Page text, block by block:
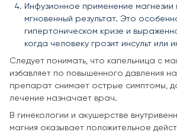
Инфузионное применение магнезии
мгновенный результат. Это
гипертоническом кризе и
когда человеку грозит инсульт или
Следует понимать, что капельница с
избавляет по повышенного давления
препарат снимает острые симптомы,
лечение назначает врач.
В гинекологии и акушерстве
магния оказывает положительное